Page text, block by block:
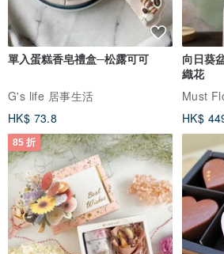
單入蛋糕香皂禮盒─松露可可
G's life 居事生活
HK$ 73.8
向日葵
織花
Must
HK$
85 折